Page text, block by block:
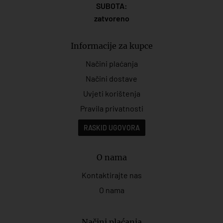
SUBOTA:
zatvoreno
Informacije za kupce
Načini plaćanja
Načini dostave
Uvjeti korištenja
Pravila privatnosti
RASKID UGOVORA
O nama
Kontaktirajte nas
O nama